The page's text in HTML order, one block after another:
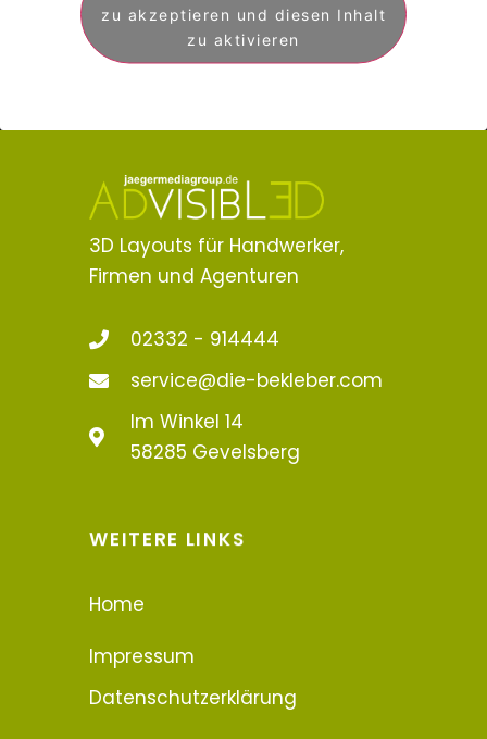
zu akzeptieren und diesen Inhalt
zu aktivieren
3D Layouts für Handwerker,
Firmen und Agenturen
02332 - 914444
service@die-bekleber.com
Im Winkel 14
58285 Gevelsberg
WEITERE LINKS
Home
Impressum
Datenschutzerklärung